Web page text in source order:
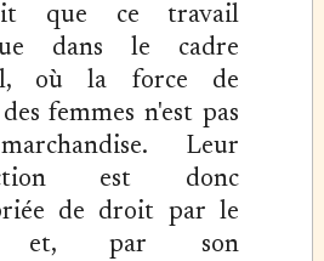
que ce travail
dans le cadre
où la force de
femmes n'est pas
Leur
est donc
de droit par le
et, par son